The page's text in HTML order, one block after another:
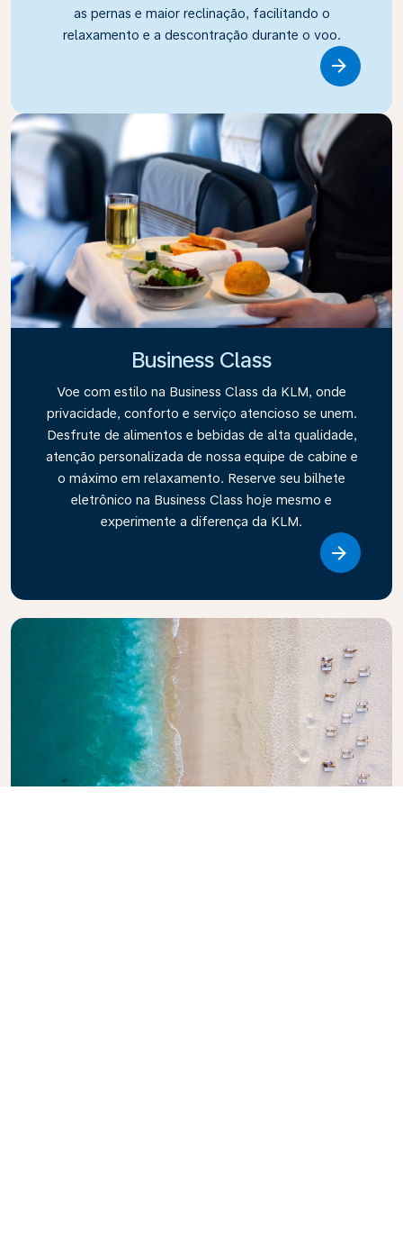
as pernas e maior reclinação, facilitando o
relaxamento e a descontração durante o voo.
Business Class
Voe com estilo na Business Class da KLM, onde
privacidade, conforto e serviço atencioso se unem.
Desfrute de alimentos e bebidas de alta qualidade,
atenção personalizada de nossa equipe de cabine e
o máximo em relaxamento. Reserve seu bilhete
eletrônico na Business Class hoje mesmo e
experimente a diferença da KLM.